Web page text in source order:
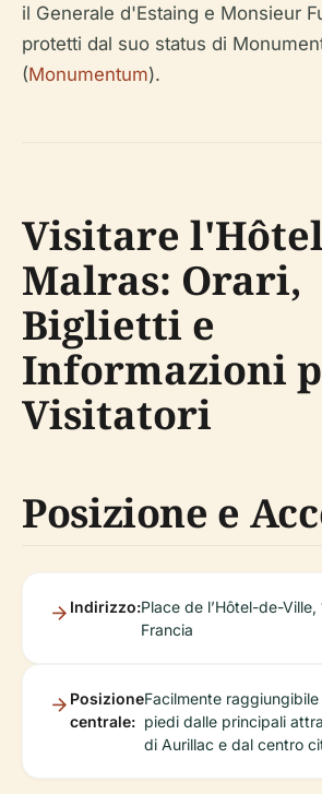
il Generale d'Estaing e Monsieur
protetti dal suo status di
(Monumentum).
Visitare
Malras: Orari,
Biglietti e
Informazioni
Visitatori
Posizione e
Indirizzo:Place de l’Hôtel-de-
Francia
Posizione
centrale:
Facilmente raggiungibile
piedi dalle principali
di Aurillac e dal centro